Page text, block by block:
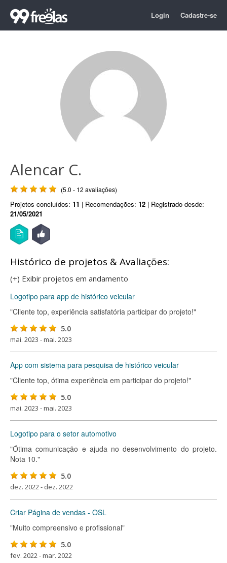
Login Cadastre-se
Alencar C.
(5.0 - 12 avaliações)
Projetos concluídos: 11 | Recomendações: 12 | Registrado desde:
21/05/2021
Histórico de projetos & Avaliações:
(+) Exibir projetos em andamento
Logotipo para app de histórico veicular
"Cliente top, experiência satisfatória participar do projeto!"
5.0
mai. 2023 - mai. 2023
App com sistema para pesquisa de histórico veicular
"Cliente top, ótima experiência em participar do projeto!"
5.0
mai. 2023 - mai. 2023
Logotipo para o setor automotivo
"Ótima comunicação e ajuda no desenvolvimento do projeto.
Nota 10."
5.0
dez. 2022 - dez. 2022
Criar Página de vendas - OSL
"Muito compreensivo e profissional"
5.0
fev. 2022 - mar. 2022